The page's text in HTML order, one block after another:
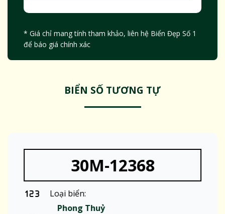
* Giá chỉ mang tính tham khảo, liên hệ Biển Đẹp Số 1
để báo giá chính xác
BIỂN SỐ TƯƠNG TỰ
30M-12368
Loại biển:
Phong Thuỷ